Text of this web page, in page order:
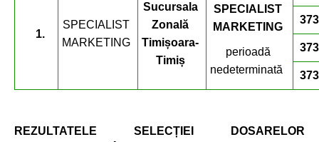
1.
SPECIALIST
MARKETING
Sucursala
Zonală
Timișoara-
Timiș
SPECIALIST
MARKETING
perioadă
nedeterminată
REZULTATELE SELECȚIEI DOSARELOR